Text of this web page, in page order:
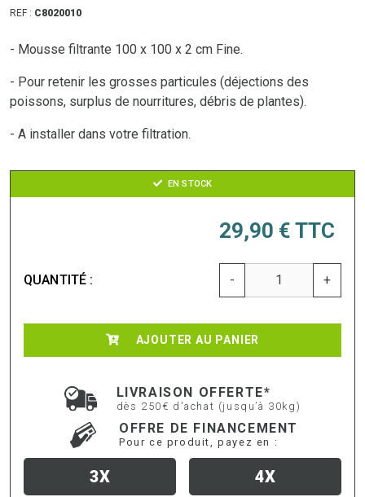
REF : C8020010
- Mousse filtrante 100 x 100 x 2 cm Fine.
- Pour retenir les grosses particules (déjections des
poissons, surplus de nourritures, débris de plantes).
- A installer dans votre filtration.
EN STOCK
29,90 € TTC
QUANTITÉ : - +
AJOUTER AU PANIER
LIVRAISON OFFERTE*
dès 250€ d'achat (jusqu’à 30kg)
OFFRE DE FINANCEMENT
Pour ce produit, payez en :
3X 4X